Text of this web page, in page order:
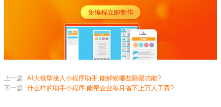
上一篇 AI大模型接入小程序助手,能解锁哪些隐藏功能?
下一篇 什么样的助手小程序,能帮企业每月省下上万人工费?